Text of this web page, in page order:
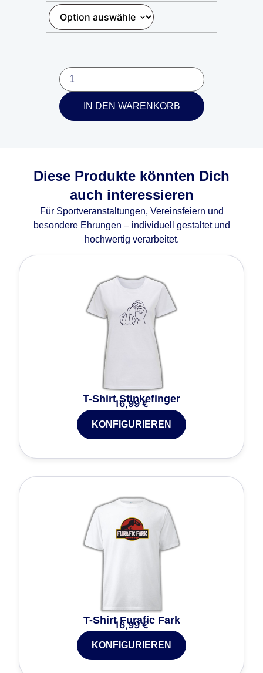
IN DEN WARENKORB
Diese Produkte könnten Dich
auch interessieren
Für Sportveranstaltungen, Vereinsfeiern und
besondere Ehrungen – individuell gestaltet und
hochwertig verarbeitet.
T-Shirt Stinkefinger
16,99€
KONFIGURIEREN
T-Shirt Furafic Fark
16,99€
KONFIGURIEREN